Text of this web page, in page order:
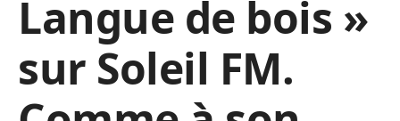
Langue de bois »
sur Soleil FM.